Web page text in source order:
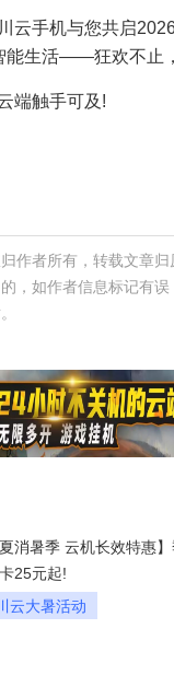
川云手机与您共启
能生活——狂欢不止
端触手可及!
作者所有，转载文章归
，如作者信息标记有
夏消暑季 云机长效特惠
25元起!
云大暑活动